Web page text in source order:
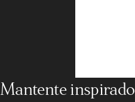
Mantente inspirado